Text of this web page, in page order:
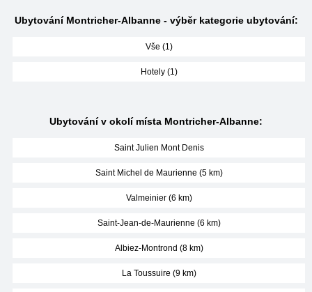
Ubytování Montricher-Albanne - výběr kategorie ubytování:
Vše (1)
Hotely (1)
Ubytování v okolí místa Montricher-Albanne:
Saint Julien Mont Denis
Saint Michel de Maurienne (5 km)
Valmeinier (6 km)
Saint-Jean-de-Maurienne (6 km)
Albiez-Montrond (8 km)
La Toussuire (9 km)